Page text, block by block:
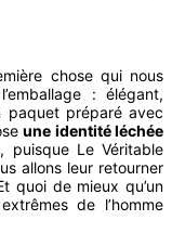
chose qui nous
: élégant,
paquet préparé avec
une identité léchée
puisque Le Véritable
allons leur retourner
quoi de mieux qu’un
de l’homme